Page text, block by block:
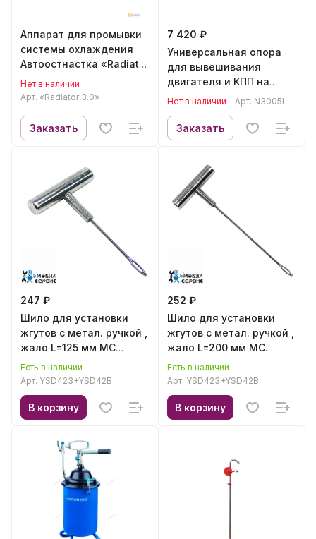
Аппарат для промывки
системы охлаждения
Автоостнастка «Radiator
3.0»
Нет в наличии
Арт. «Radiator 3.0»
Заказать
7 420 ₽
Универсальная опора
для вывешивания
двигателя и КПП на
крыльях 500 кг 1800 мм
Нет в наличии Арт. N3005L
Заказать
247 ₽
Шило для установки
жгутов с метал. ручкой ,
жало L=125 мм МС
YSD423+YSD42B
Есть в наличии
Арт. YSD423+YSD42B
В корзину
252 ₽
Шило для установки
жгутов с метал. ручкой ,
жало L=200 мм МС
YSD423+YSD42B
Есть в наличии
Арт. YSD423+YSD42B
В корзину